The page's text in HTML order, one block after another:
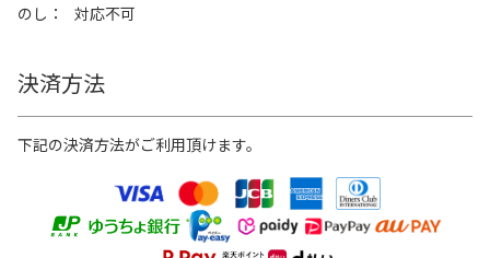
のし
対応不可
決済方法
下記の決済方法がご利用頂けます。